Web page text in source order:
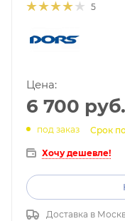
5
Цена:
6 700 руб.
под заказ Срок
Хочу дешевле!
Доставка в